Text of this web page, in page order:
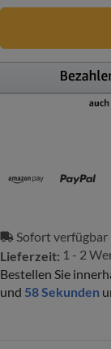
Sofort verfügbar
Lieferzeit: 1 - 2
Bestellen Sie
und 57 Sekunden